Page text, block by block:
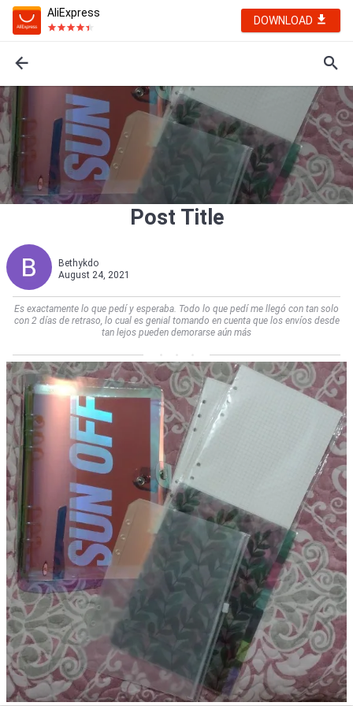
AliExpress
DOWNLOAD
Post Title
Bethykdo
August 24, 2021
Es exactamente lo que pedí y esperaba. Todo lo que pedí me llegó con tan solo
con 2 días de retraso, lo cual es genial tomando en cuenta que los envíos desde
tan lejos pueden demorarse aún más